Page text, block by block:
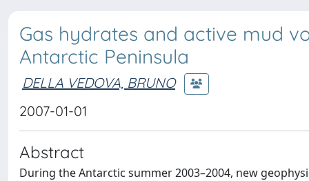
Gas hydrates and active mud
Antarctic Peninsula
DELLA VEDOVA, BRUNO
2007-01-01
Abstract
During the Antarctic summer 2003–2004, new